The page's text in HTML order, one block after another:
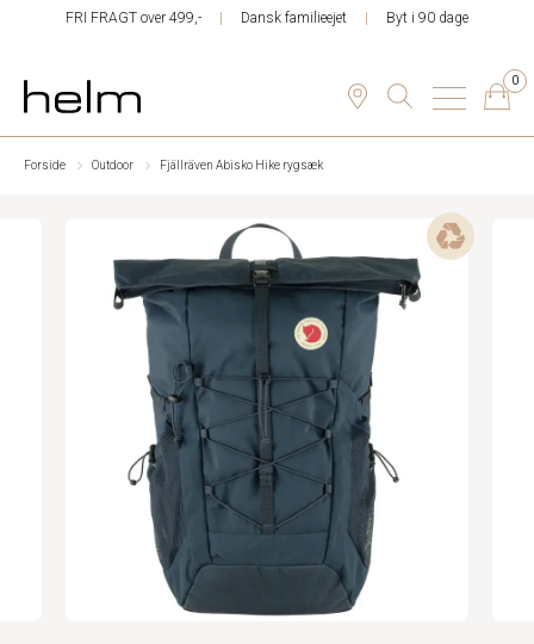
FRI FRAGT over 499,- Dansk familieejet Byt i 90 dage
0
Forside Outdoor Fjällräven Abisko Hike rygsæk